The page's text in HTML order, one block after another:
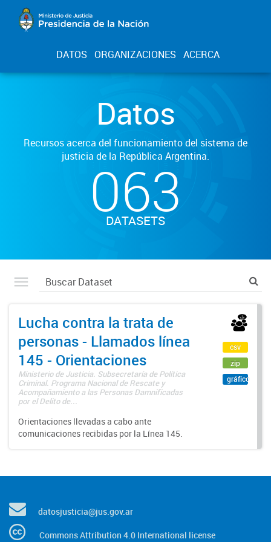
DATOS ORGANIZACIONES ACERCA
Datos
Recursos acerca del funcionamiento del sistema de
justicia de la República Argentina.
063
DATASETS
Lucha contra la trata de
personas - Llamados línea
145 - Orientaciones
Ministerio de Justicia. Subsecretaría de Política
Criminal. Programa Nacional de Rescate y
Acompañamiento a las Personas Damnificadas
por el Delito de...
Orientaciones llevadas a cabo ante
comunicaciones recibidas por la Línea 145.
csv
zip
gráfico
datosjusticia@jus.gov.ar
Commons Attribution 4.0 International license